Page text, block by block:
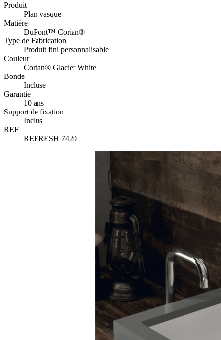
Produit
Plan vasque
Matière
DuPont™ Corian®
Type de Fabrication
Produit fini personnalisable
Couleur
Corian® Glacier White
Bonde
Incluse
Garantie
10 ans
Support de fixation
Inclus
REF
REFRESH 7420